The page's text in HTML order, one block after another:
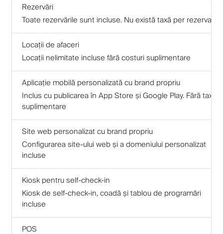
Rezervări
Toate rezervările sunt incluse. Nu există taxă per rezervare
Locații de afaceri
Locații nelimitate incluse fără costuri suplimentare
Aplicație mobilă personalizată cu brand propriu
Inclus cu publicarea în App Store și Google Play. Fără taxe
suplimentare
Site web personalizat cu brand propriu
Configurarea site-ului web și a domeniului personalizat
incluse
Kiosk pentru self-check-in
Kiosk de self-check-in, coadă și tablou de programări
incluse
POS